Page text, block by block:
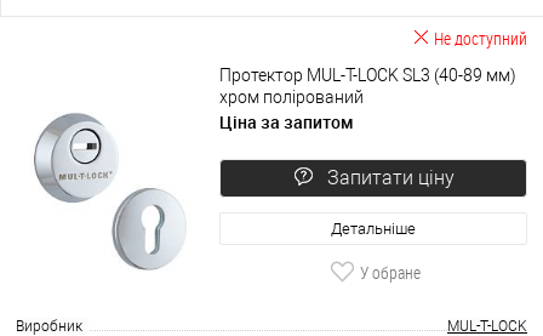
Не доступний
Протектор MUL-T-LOCK SL3 (40-89 мм)
хром полірований
Ціна за запитом
Запитати ціну
Детальніше
У обране
Виробник
MUL-T-LOCK